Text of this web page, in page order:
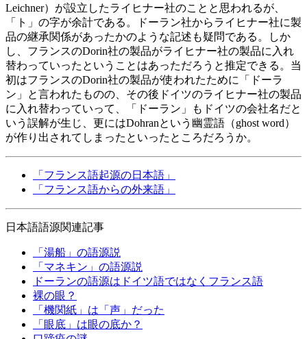
Leichner）が設立したライヒナー社のことと思われるが、
「ト」の字が余計である。ドーラン社からライヒナー社に製
品の継承関係があったかのような記述も疑問である。しか
し、フランスのDorin社の製品がライヒナー社の製品に入れ
替わっていったということはあっただろうと推定できる。当
初はフランスのDorin社の製品が使われたために「ドーラ
ン」と言われたものの、その後ドイツのライヒナー社の製品
に入れ替わっていって、「ドーラン」もドイツの会社名だと
いう誤解が生じ、更にはDohranという幽霊語（ghost word）
が作り出されてしまったといったところだろうか。
「フランス語起源の日本語」
「フランス語からの外来語」
日本語語源関連記事
「湯船」の語源説
「マネキン」の語源説
ドーランの語源はドイツ語ではなくフランス語
裸の眼？
「機関紙」は「声」だった
「眼底」は眼の底か？